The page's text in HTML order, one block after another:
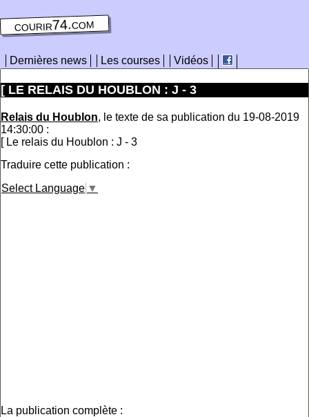
courir74.com
Dernières news Les courses Vidéos
[ LE RELAIS DU HOUBLON : J - 3
Relais du Houblon, le texte de sa publication du 19-08-2019
14:30:00 :
[ Le relais du Houblon : J - 3
Traduire cette publication :
Select Language ▼
La publication complète :